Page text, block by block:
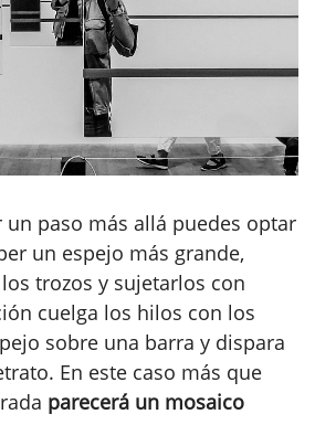
un paso más allá puedes optar
un espejo más grande,
trozos y sujetarlos con
cuelga los hilos con los
sobre una barra y dispara
En este caso más que
parecerá un mosaico